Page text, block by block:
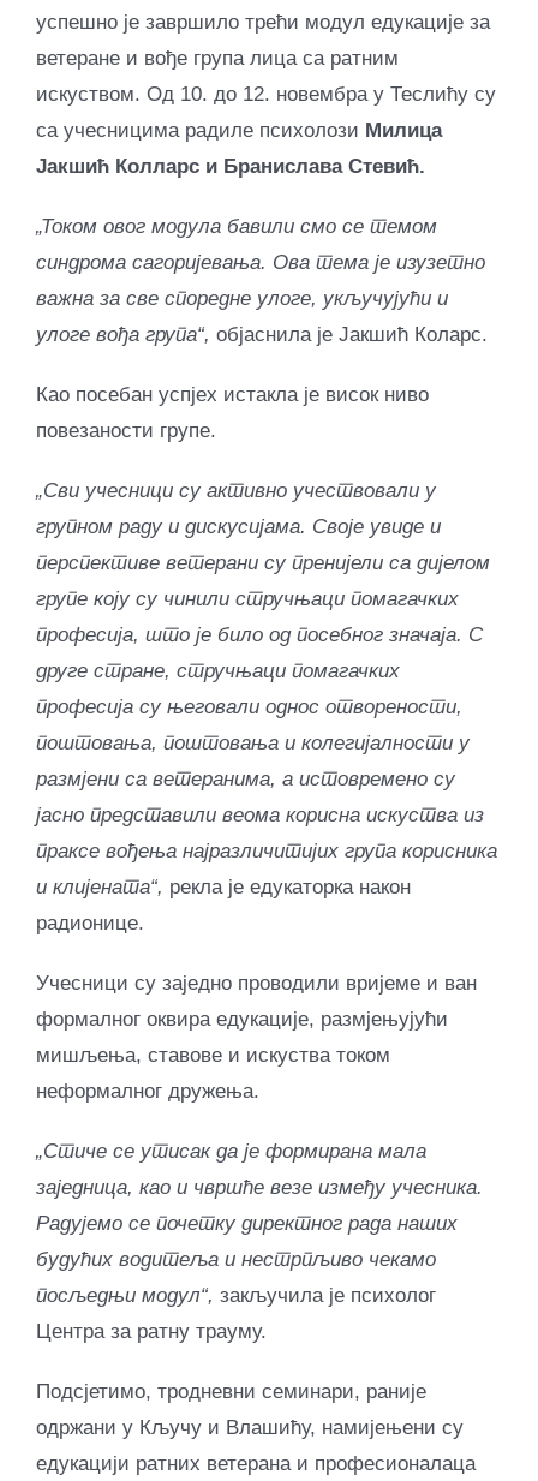
успешно је завршило трећи модул едукације за
ветеране и вође група лица са ратним
искуством. Од 10. до 12. новембра у Теслићу су
са учесницима радиле психолози Милица
Јакшић Колларс и Бранислава Стевић.
„Током овог модула бавили смо се темом
синдрома сагоријевања. Ова тема је изузетно
важна за све споредне улоге, укључујући и
улоге вођа група“, објаснила је Јакшић Коларс.
Као посебан успјех истакла је висок ниво
повезаности групе.
„Сви учесници су активно учествовали у
групном раду и дискусијама. Своје увиде и
перспективе ветерани су пренијели са дијелом
групе коју су чинили стручњаци помагачких
професија, што је било од посебног значаја. С
друге стране, стручњаци помагачких
професија су његовали однос отворености,
поштовања, поштовања и колегијалности у
размјени са ветеранима, а истовремено су
јасно представили веома корисна искуства из
праксе вођења најразличитијих група корисника
и клијената“, рекла је едукаторка након
радионице.
Учесници су заједно проводили вријеме и ван
формалног оквира едукације, размјењујући
мишљења, ставове и искуства током
неформалног дружења.
„Стиче се утисак да је формирана мала
заједница, као и чвршће везе између учесника.
Радујемо се почетку директног рада наших
будућих водитеља и нестрпљиво чекамо
посљедњи модул“, закључила је психолог
Центра за ратну трауму.
Подсјетимо, тродневни семинари, раније
одржани у Кључу и Влашићу, намијењени су
едукацији ратних ветерана и професионалаца